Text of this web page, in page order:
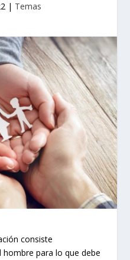
| Temas
consiste
para lo que debe